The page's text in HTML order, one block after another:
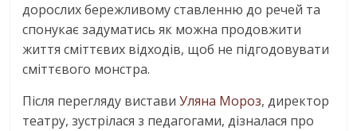
дорослих бережливому ставленню до речей та
спонукає задуматись як можна продовжити
життя сміттєвих відходів, щоб не підгодовувати
сміттєвого монстра.
Після перегляду виставиУляна Мороз, директор
театру, зустрілася з педагогами, дізналася про